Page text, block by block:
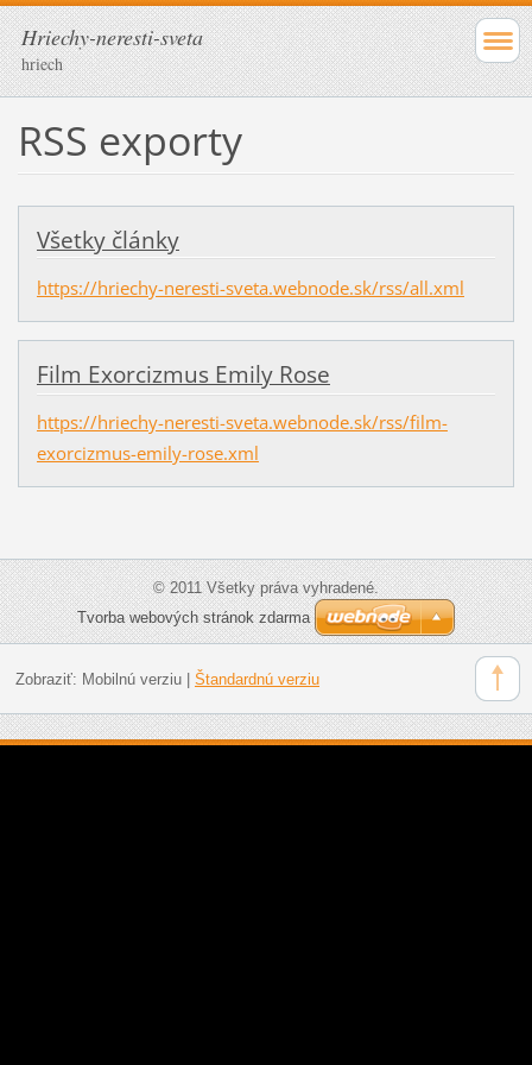
Hriechy-neresti-sveta
hriech
RSS exporty
Všetky články
https://hriechy-neresti-sveta.webnode.sk/rss/all.xml
Film Exorcizmus Emily Rose
https://hriechy-neresti-sveta.webnode.sk/rss/film-
exorcizmus-emily-rose.xml
© 2011 Všetky práva vyhradené.
Tvorba webových stránok zdarma
Zobraziť: Mobilnú verziu| Štandardnú verziu